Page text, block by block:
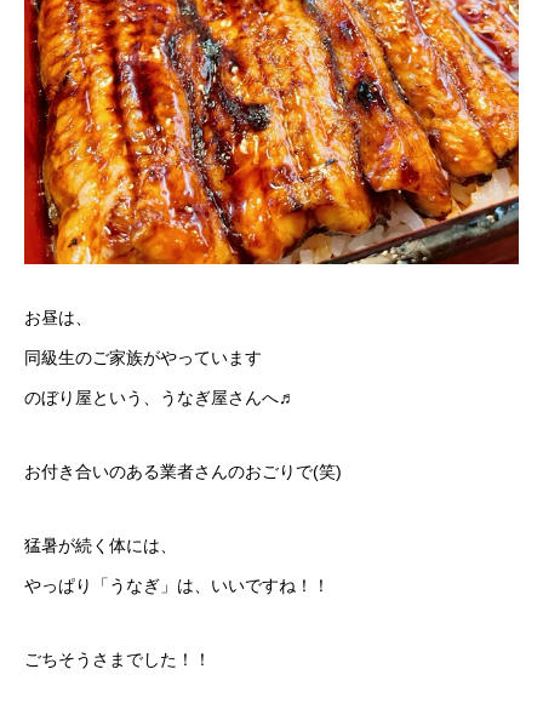
お昼は、
同級生のご家族がやっています
のぼり屋という、うなぎ屋さんへ♬
お付き合いのある業者さんのおごりで(笑)
猛暑が続く体には、
やっぱり「うなぎ」は、いいですね！！
ごちそうさまでした！！